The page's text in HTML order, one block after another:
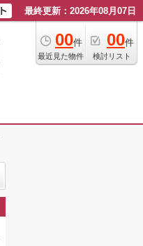
最終更新：2026年08月07日
00件
最近見た物件
00件
検討リスト